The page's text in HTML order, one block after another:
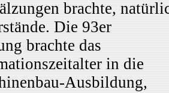
brachte,
Die 93er
brachte das
in die
Ausbildung,